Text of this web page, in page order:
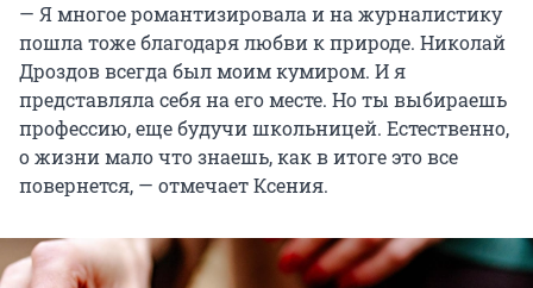
— Я многое романтизировала и на журналистику
пошла тоже благодаря любви к природе. Николай
Дроздов всегда был моим кумиром. И я
представляла себя на его месте. Но ты выбираешь
профессию, еще будучи школьницей. Естественно,
о жизни мало что знаешь, как в итоге это все
повернется, — отмечает Ксения.